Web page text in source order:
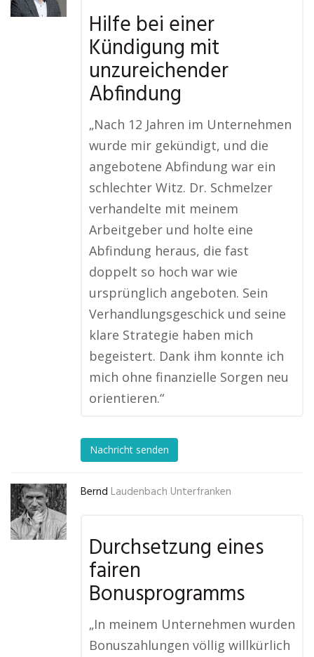
Hilfe bei einer
Kündigung mit
unzureichender
Abfindung
„Nach 12 Jahren im Unternehmen
wurde mir gekündigt, und die
angebotene Abfindung war ein
schlechter Witz. Dr. Schmelzer
verhandelte mit meinem
Arbeitgeber und holte eine
Abfindung heraus, die fast
doppelt so hoch war wie
ursprünglich angeboten. Sein
Verhandlungsgeschick und seine
klare Strategie haben mich
begeistert. Dank ihm konnte ich
mich ohne finanzielle Sorgen neu
orientieren.“
Nachricht senden
Bernd Laudenbach Unterfranken
Durchsetzung eines
fairen
Bonusprogramms
„In meinem Unternehmen wurden
Bonuszahlungen völlig willkürlich